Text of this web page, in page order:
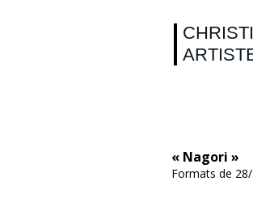
« Nagori »
Formats de